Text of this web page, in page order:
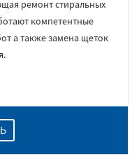
ремонт стиральных
компетентные
а также замена щеток